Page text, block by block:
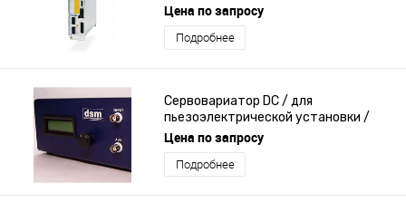
Цена по запросу
Подробнее
Сервовариатор DC / для
пьезоэлектрической установки /
компактный
Цена по запросу
Подробнее